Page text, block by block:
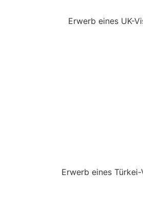
Erwerb eines UK-
Erwerb eines Türkei-